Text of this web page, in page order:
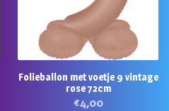
Folieballon met voetje 9 vintage
rose 72cm
€4,00